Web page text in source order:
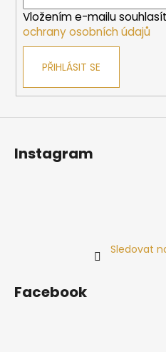
34
958
Kč
Vložením e-mailu
ochrany osobních údajů
PŘIHLÁSIT SE
Instagram
Sledovat
Facebook